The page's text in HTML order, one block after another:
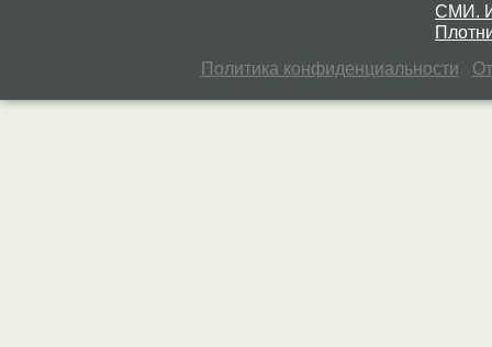
СМИ.
Политика конфиденциальности